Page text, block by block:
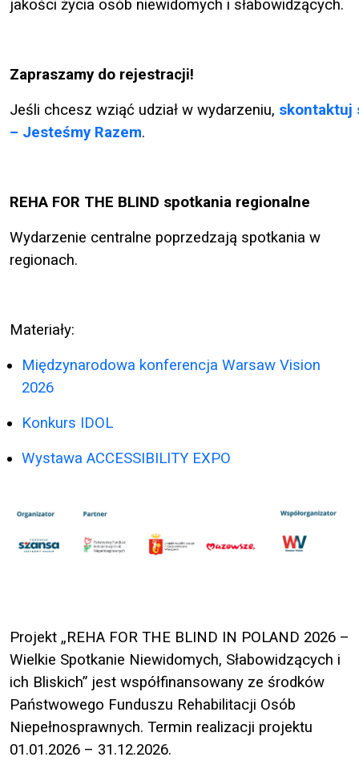
jakości życia osób niewidomych i słabowidzących.
Zapraszamy do rejestracji!
Jeśli chcesz wziąć udział w wydarzeniu, skontaktuj
– Jesteśmy Razem.
REHA FOR THE BLIND spotkania regionalne
Wydarzenie centralne poprzedzają spotkania w
regionach.
Materiały:
Międzynarodowa konferencja Warsaw Vision
2026
Konkurs IDOL
Wystawa ACCESSIBILITY EXPO
Projekt „REHA FOR THE BLIND IN POLAND 2026 –
Wielkie Spotkanie Niewidomych, Słabowidzących i
ich Bliskich” jest współfinansowany ze środków
Państwowego Funduszu Rehabilitacji Osób
Niepełnosprawnych. Termin realizacji projektu
01.01.2026 – 31.12.2026.